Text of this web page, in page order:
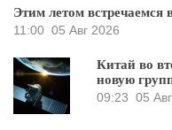
Этим летом встречаемся
11:00 05 Авг 2026
Китай во
новую
09:23 05